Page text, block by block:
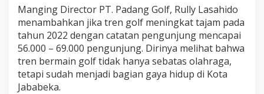
Manging Director PT. Padang Golf, Rully Lasahido
menambahkan jika tren golf meningkat tajam pada
tahun 2022 dengan catatan pengunjung mencapai
56.000 – 69.000 pengunjung. Dirinya melihat bahwa
tren bermain golf tidak hanya sebatas olahraga,
tetapi sudah menjadi bagian gaya hidup di Kota
Jababeka.